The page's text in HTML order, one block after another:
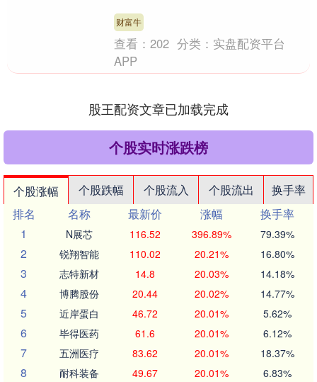
较大影响。 近期复....
财富牛
查看：202 分类： 实盘配资平台
APP
股王配资文章已加载完成
个股实时涨跌榜
个股涨幅 个股跌幅 个股流入 个股流出
换手率
排名
名称 最新价 涨幅
换手率
1
N展芯 116.52 396.89% 79.39%
2 锐翔智能 110.02 20.21% 16.80%
3 志特新材 14.8 20.03% 14.18%
4 博腾股份 20.44 20.02% 14.77%
5 近岸蛋白 46.72 20.01% 5.62%
6 毕得医药 61.6 20.01% 6.12%
7 五洲医疗 83.62 20.01% 18.37%
8 耐科装备 49.67 20.01% 6.83%